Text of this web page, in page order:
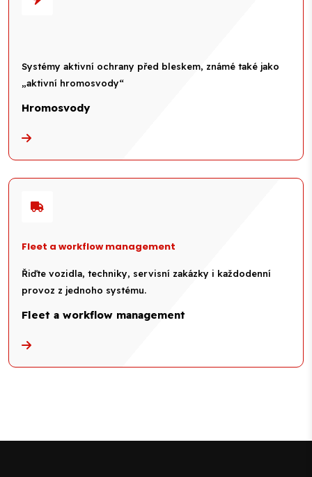
Systémy aktivní ochrany před bleskem, známé také jako
„aktivní hromosvody“
Hromosvody
Fleet a workflow management
Řiďte vozidla, techniky, servisní zakázky i každodenní
provoz z jednoho systému.
Fleet a workflow management